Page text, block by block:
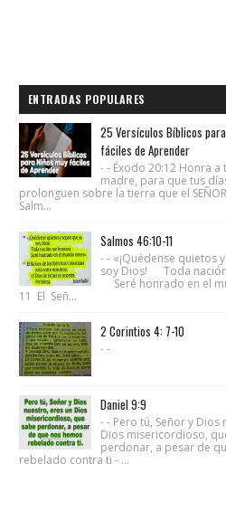
ENTRADAS POPULARES
25 Versículos Bíblicos
fáciles de Aprender
- - Éxodo 20:12 Honra a
madre, para que tus
prolonguen sobre la tierra que el
Salm...
Salmos 46:10-11
- - «¡Quédense quietos
soy Dios! Toda
Seré honrado en el
11 El Señ...
2 Corintios 4: 7-10
- -
Daniel 9:9
- - Pero tú, Señor y Dios
Dios misericordioso,
perdonar, a pesar de
rebelado contra ti - ...